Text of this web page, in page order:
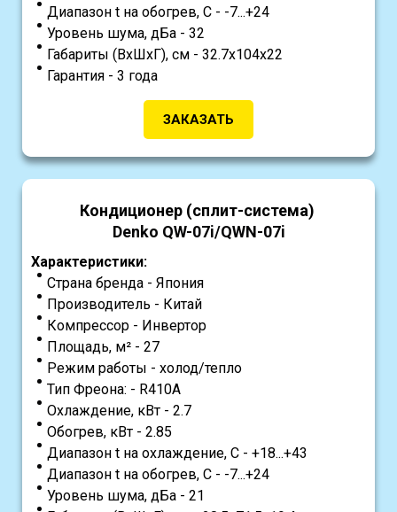
Диапазон t на обогрев, С - -7...+24
Уровень шума, дБа - 32
Габариты (ВхШхГ), см - 32.7х104х22
Гарантия - 3 года
ЗАКАЗАТЬ
Кондиционер (сплит-система)
Denko QW-07i/QWN-07i
Характеристики:
Страна бренда - Япония
Производитель - Китай
Компрессор - Инвертор
Площадь, м² - 27
Режим работы - холод/тепло
Тип Фреона: - R410A
Охлаждение, кВт - 2.7
Обогрев, кВт - 2.85
Диапазон t на охлаждение, С - +18...+43
Диапазон t на обогрев, С - -7...+24
Уровень шума, дБа - 21